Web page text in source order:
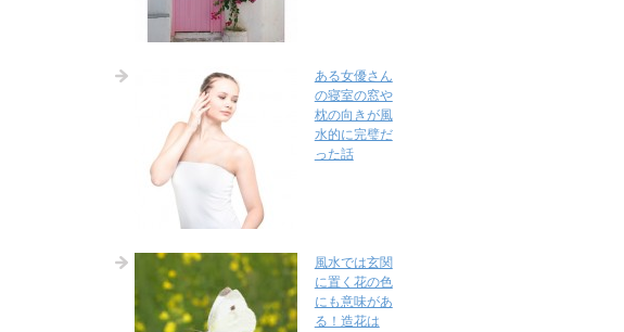
ある女優さん
の寝室の窓や
枕の向きが風
水的に完璧だ
った話
風水では玄関
に置く花の色
にも意味があ
る！造花は